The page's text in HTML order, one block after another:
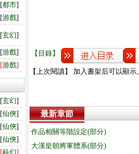
[都市]
[游戲]
[玄幻]
[游戲]
[游戲]
[玄幻]
[仙俠]
[仙俠]
[仙俠]
[科幻]
【目錄】
【上次閱讀】 加入書架后可以顯
最新章節
作品相關等階設定(部分)
大漢皇朝將軍體系(部分)